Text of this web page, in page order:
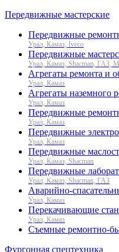
Передвижные мастерские
Передвижные
Урал, Камаз, Iveco
Передвижные
Урал, Камаз, Shacman, ГАЗ,
Агрегаты ремонта и
Урал, Камаз
Агрегаты наземного
Урал, Камаз
Передвижные
Урал, Камаз
Передвижные
Урал, Камаз
Передвижные
Урал, Камаз, Shacman
Передвижные
Урал, Камаз, Shacman, ГАЗ
Аварийно-
Урал, Камаз
Перекачивающие
Урал, Камаз
Съемные ремонтно-
Фургонная спецтехника